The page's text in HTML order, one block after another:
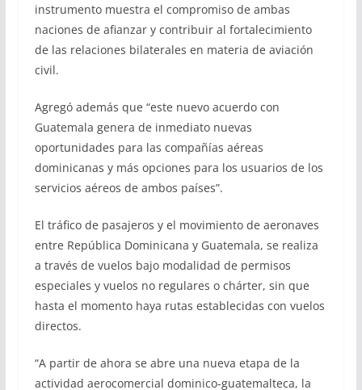
instrumento muestra el compromiso de ambas
naciones de afianzar y contribuir al fortalecimiento
de las relaciones bilaterales en materia de aviación
civil.
Agregó además que “este nuevo acuerdo con
Guatemala genera de inmediato nuevas
oportunidades para las compañías aéreas
dominicanas y más opciones para los usuarios de los
servicios aéreos de ambos países”.
El tráfico de pasajeros y el movimiento de aeronaves
entre República Dominicana y Guatemala, se realiza
a través de vuelos bajo modalidad de permisos
especiales y vuelos no regulares o chárter, sin que
hasta el momento haya rutas establecidas con vuelos
directos.
“A partir de ahora se abre una nueva etapa de la
actividad aerocomercial dominico-guatemalteca, la